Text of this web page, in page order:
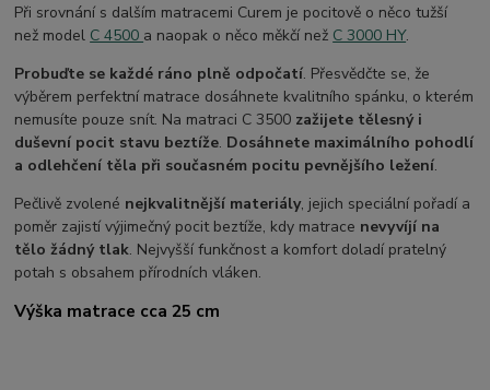
Při srovnání s dalším matracemi Curem je pocitově o něco tužší
než model C 4500 a naopak o něco měkčí než C 3000 HY.
Probuďte se každé ráno plně odpočatí. Přesvědčte se, že
výběrem perfektní matrace dosáhnete kvalitního spánku, o kterém
nemusíte pouze snít. Na matraci C 3500 zažijete tělesný i
duševní pocit stavu beztíže. Dosáhnete maximálního pohodlí
a odlehčení těla při současném pocitu pevnějšího ležení.
Pečlivě zvolené nejkvalitnější materiály, jejich speciální pořadí a
poměr zajistí výjimečný pocit beztíže, kdy matrace nevyvíjí na
tělo žádný tlak. Nejvyšší funkčnost a komfort doladí pratelný
potah s obsahem přírodních vláken.
Výška matrace cca 25 cm